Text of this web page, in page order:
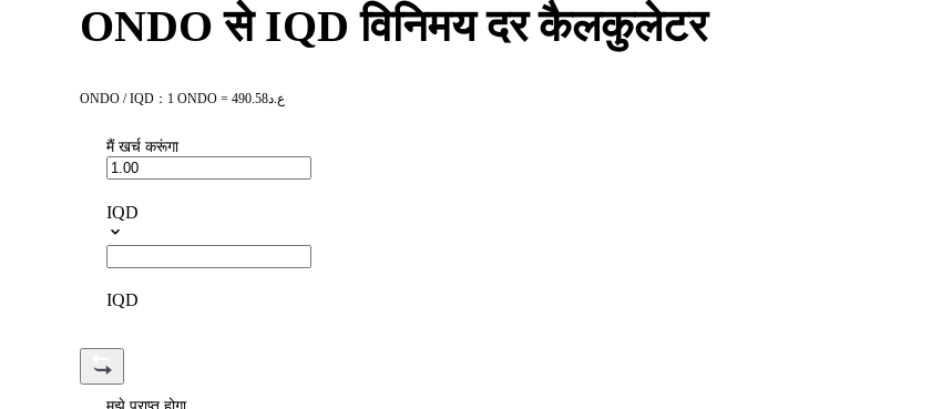
ONDO से IQD विनिमय दर कैलकुलेटर
ONDO / IQD：1 ONDO = ع.د490.58
मैं खर्च करूंगा
IQD
IQD